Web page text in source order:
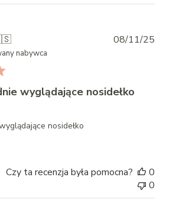
nabywca
wyglądające nosidełko
nosidełko
08/11/25
Czy ta recenzja była pomocna?
0
0